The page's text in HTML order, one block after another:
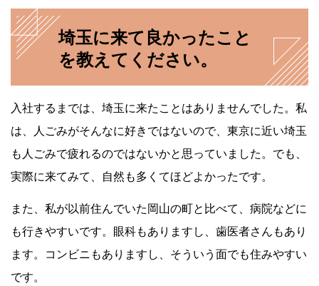
埼玉に来て良かったこと
を教えてください。
入社するまでは、埼玉に来たことはありませんでした。私
は、人ごみがそんなに好きではないので、東京に近い埼玉
も人ごみで疲れるのではないかと思っていました。でも、
実際に来てみて、自然も多くてほどよかったです。
また、私が以前住んでいた岡山の町と比べて、病院などに
も行きやすいです。眼科もありますし、歯医者さんもあり
ます。コンビニもありますし、そういう面でも住みやすい
です。